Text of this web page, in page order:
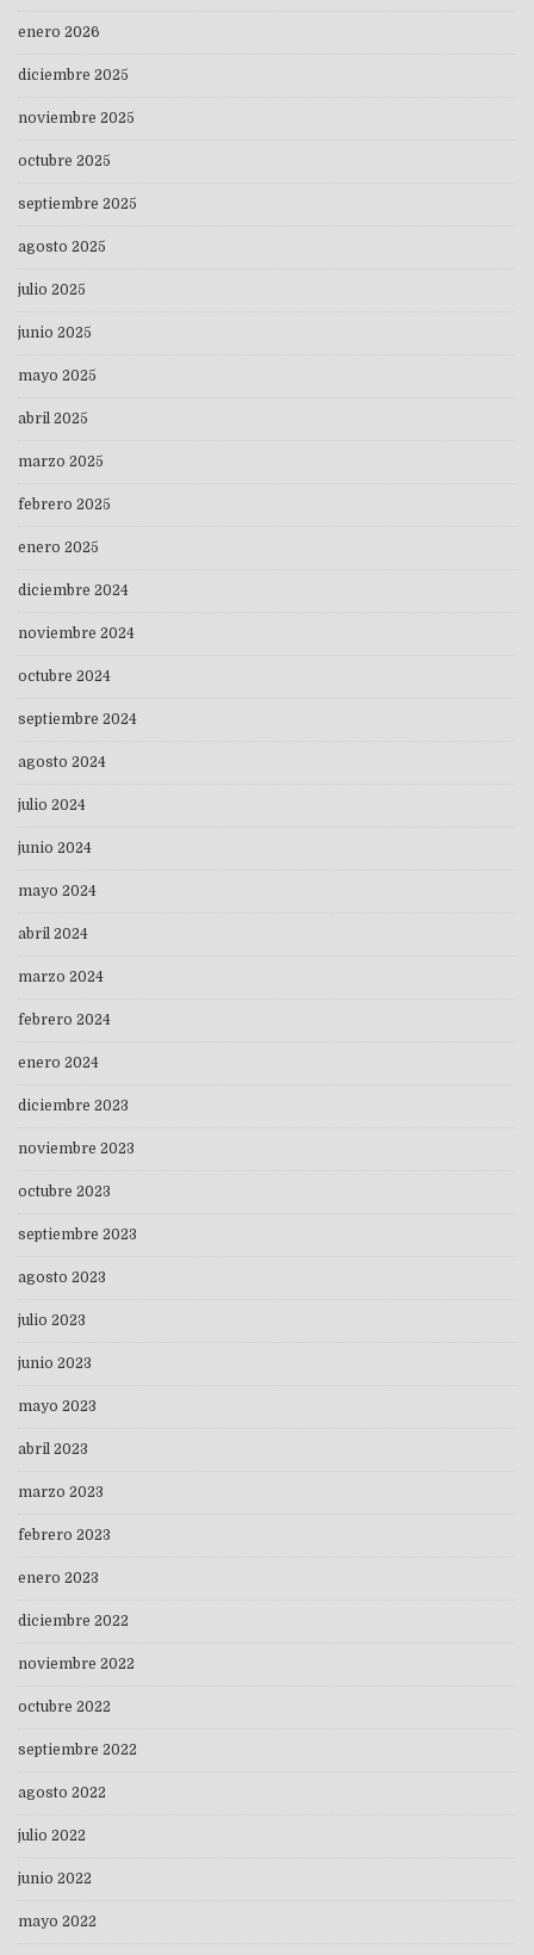
enero 2026
diciembre 2025
noviembre 2025
octubre 2025
septiembre 2025
agosto 2025
julio 2025
junio 2025
mayo 2025
abril 2025
marzo 2025
febrero 2025
enero 2025
diciembre 2024
noviembre 2024
octubre 2024
septiembre 2024
agosto 2024
julio 2024
junio 2024
mayo 2024
abril 2024
marzo 2024
febrero 2024
enero 2024
diciembre 2023
noviembre 2023
octubre 2023
septiembre 2023
agosto 2023
julio 2023
junio 2023
mayo 2023
abril 2023
marzo 2023
febrero 2023
enero 2023
diciembre 2022
noviembre 2022
octubre 2022
septiembre 2022
agosto 2022
julio 2022
junio 2022
mayo 2022